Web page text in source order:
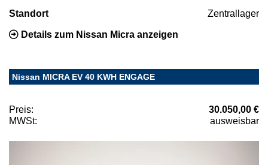
Standort Zentrallager
Details zum Nissan Micra anzeigen
Nissan MICRA EV 40 KWH ENGAGE
Preis:
30.050,00 €
MWSt:
ausweisbar